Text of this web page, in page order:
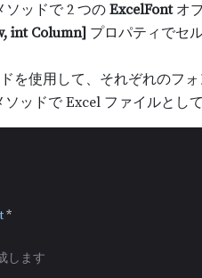
ッドで 2 つの ExcelFontオ
int Column] プロパティでセ
を使用して、それぞれのフォ
ッドで Excel ファイルとして
*
します